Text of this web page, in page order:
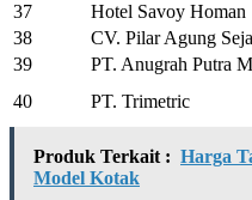
37
Hotel Savoy Homan
38
CV. Pilar Agung
39
PT. Anugrah Putra
40
PT. Trimetric
Produk Terkait : Harga
Model Kotak